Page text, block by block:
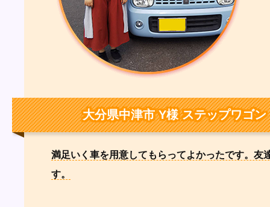
大分県中津市 Y様 ステップワゴン
満足いく車を用意してもらってよかったです。友
す。